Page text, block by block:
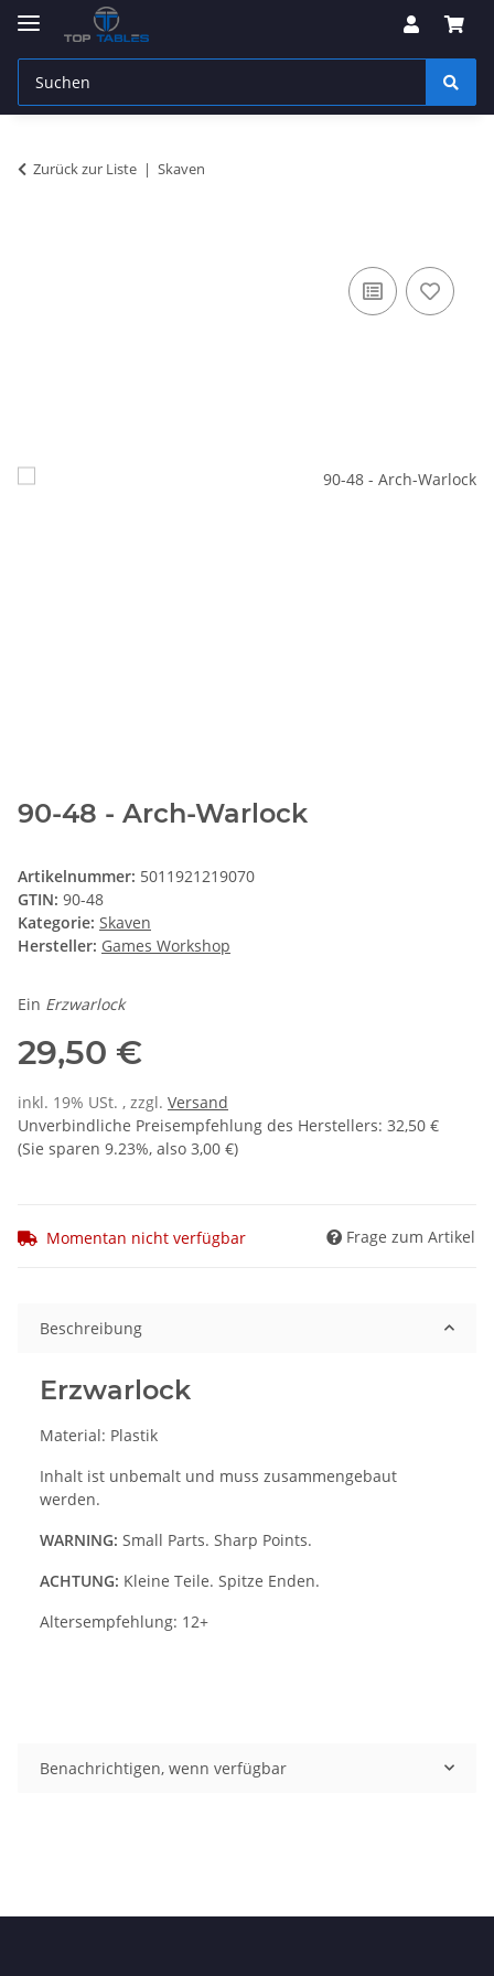
Zurück zur Liste Skaven
90-48 - Arch-Warlock
Artikelnummer: 5011921219070
GTIN: 90-48
Kategorie: Skaven
Hersteller: Games Workshop
Ein Erzwarlock
29,50 €
inkl. 19% USt. , zzgl. Versand
Unverbindliche Preisempfehlung des Herstellers: 32,50 €
(Sie sparen 9.23%, also 3,00 €)
Momentan nicht verfügbar Frage zum Artikel
Beschreibung
Erzwarlock
Material: Plastik
Inhalt ist unbemalt und muss zusammengebaut
werden.
WARNING: Small Parts. Sharp Points.
ACHTUNG: Kleine Teile. Spitze Enden.
Altersempfehlung: 12+
Benachrichtigen, wenn verfügbar